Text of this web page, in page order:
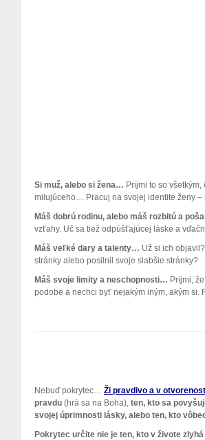
Si muž, alebo si žena… Prijmi to so
milujúceho… Pracuj na svojej identite ženy
Máš dobrú rodinu, alebo máš rozbitú a
vzťahy. Uč sa tiež odpúšťajúcej láske a
Máš veľké dary a talenty… Už si ich
stránky alebo posilnil svoje slabšie stránky?
Máš svoje limity a neschopnosti… Prijmi,
podobe a nechci byť nejakým iným, akým si.
Nebuď pokrytec… Ži pravdivo a v
pravdu (hrá sa na Boha), ten, kto sa
svojej úprimnosti lásky, alebo ten, kto
Pokrytec určite nie je ten, kto v živote